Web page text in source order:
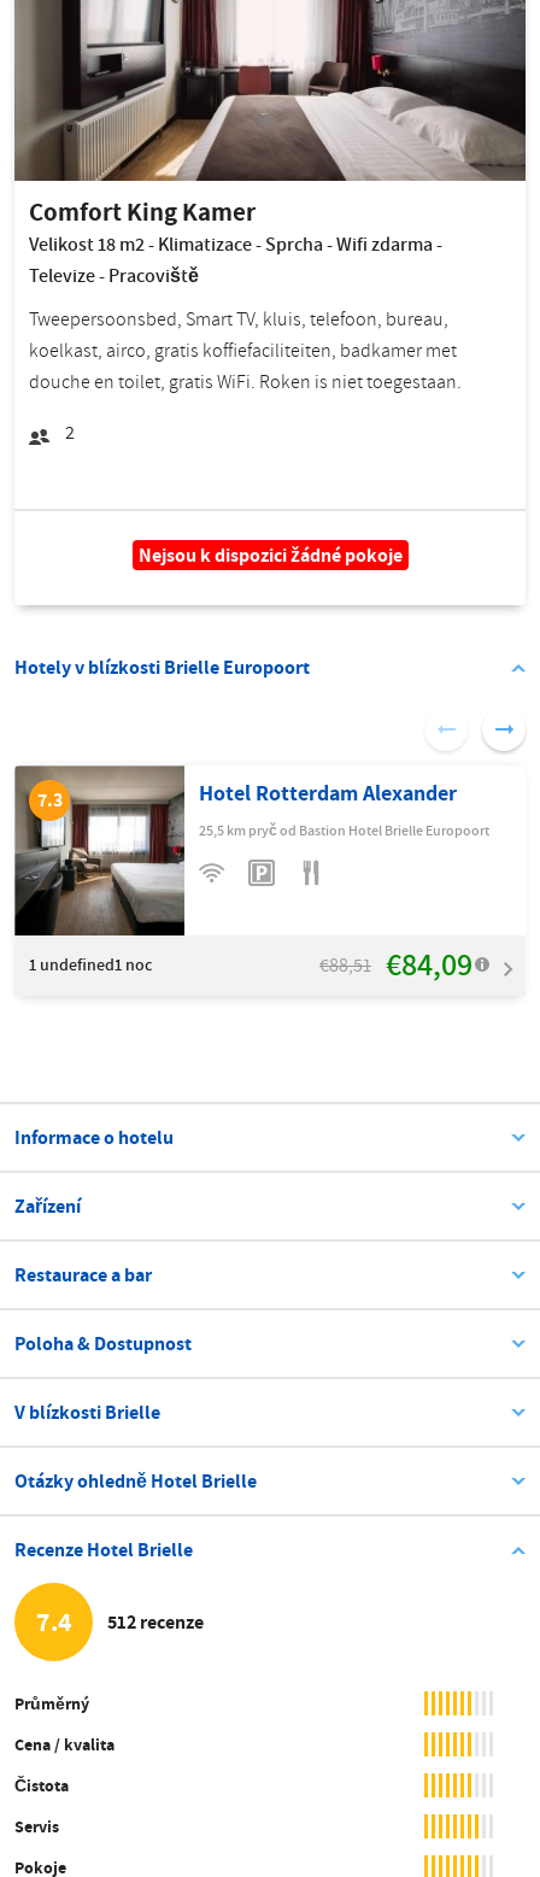
Comfort King Kamer
Velikost 18 m2 - Klimatizace - Sprcha - Wifi zdarma -
Televize - Pracoviště
Tweepersoonsbed, Smart TV, kluis, telefoon, bureau,
koelkast, airco, gratis koffiefaciliteiten, badkamer met
douche en toilet, gratis WiFi. Roken is niet toegestaan.
2
Nejsou k dispozici žádné pokoje
Hotely v blízkosti Brielle Europoort
7.3 Hotel Rotterdam Alexander
25,5 km pryč od Bastion Hotel Brielle Europoort
1 undefined1 noc €88,51 €84,09
Informace o hotelu
Zařízení
Restaurace a bar
Poloha & Dostupnost
V blízkosti Brielle
Otázky ohledně Hotel Brielle
Recenze Hotel Brielle
7.4 512 recenze
Průměrný
Cena / kvalita
Čistota
Servis
Pokoje